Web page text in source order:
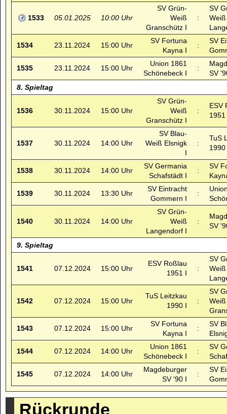
1533 05.01.2025 10:00 Uhr
SV Grün-
Weiß
Granschütz I
:
SV
Weiß
1534 23.11.2024 15:00 Uhr
SV Fortuna
Kayna I
:
SV
1535 23.11.2024 15:00 Uhr
Union 1861
Schönebeck I
:
SV
8. Spieltag
1536 30.11.2024 15:00 Uhr
SV Grün-
Weiß
Granschütz I
:
ESV
1951
1537 30.11.2024 14:00 Uhr
SV Blau-
Weiß Elsnigk
I
:
TuS
1990
1538 30.11.2024 14:00 Uhr
SV Germania
Schafstädt I
:
SV
1539 30.11.2024 13:30 Uhr
SV Eintracht
Gommern I
:
1540 30.11.2024 14:00 Uhr
SV Grün-
Weiß
Langendorf I
:
SV
9. Spieltag
1541 07.12.2024 15:00 Uhr
ESV Roßlau
1951 I
:
SV
Weiß
1542 07.12.2024 15:00 Uhr
TuS Leitzkau
1990 I
:
SV
Weiß
1543 07.12.2024 15:00 Uhr
SV Fortuna
Kayna I
:
SV
1544 07.12.2024 14:00 Uhr
Union 1861
Schönebeck I
:
SV
1545 07.12.2024 14:00 Uhr
Magdeburger
SV '90 I
:
SV
Rückrunde